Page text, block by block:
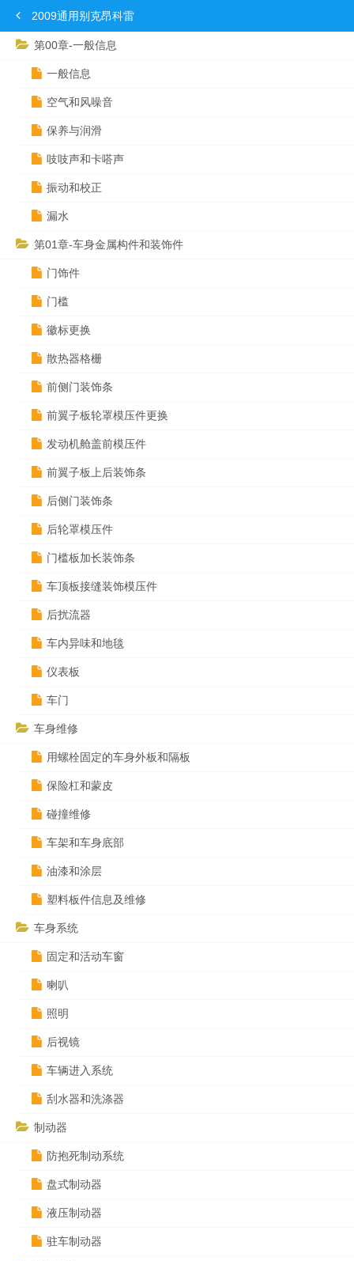
2009通用别克昂科雷
第00章-一般信息
一般信息
空气和风噪音
保养与润滑
吱吱声和卡嗒声
振动和校正
漏水
第01章-车身金属构件和装饰件
门饰件
门槛
徽标更换
散热器格栅
前侧门装饰条
前翼子板轮罩模压件更换
发动机舱盖前模压件
前翼子板上后装饰条
后侧门装饰条
后轮罩模压件
门槛板加长装饰条
车顶板接缝装饰模压件
后扰流器
车内异味和地毯
仪表板
车门
车身维修
用螺栓固定的车身外板和隔板
保险杠和蒙皮
碰撞维修
车架和车身底部
油漆和涂层
塑料板件信息及维修
车身系统
固定和活动车窗
喇叭
照明
后视镜
车辆进入系统
刮水器和洗涤器
制动器
防抱死制动系统
盘式制动器
液压制动器
驻车制动器